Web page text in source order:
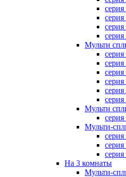
серия
серия
Мульти
Мульти
Мульти-
На 3 комнаты
Мульти-